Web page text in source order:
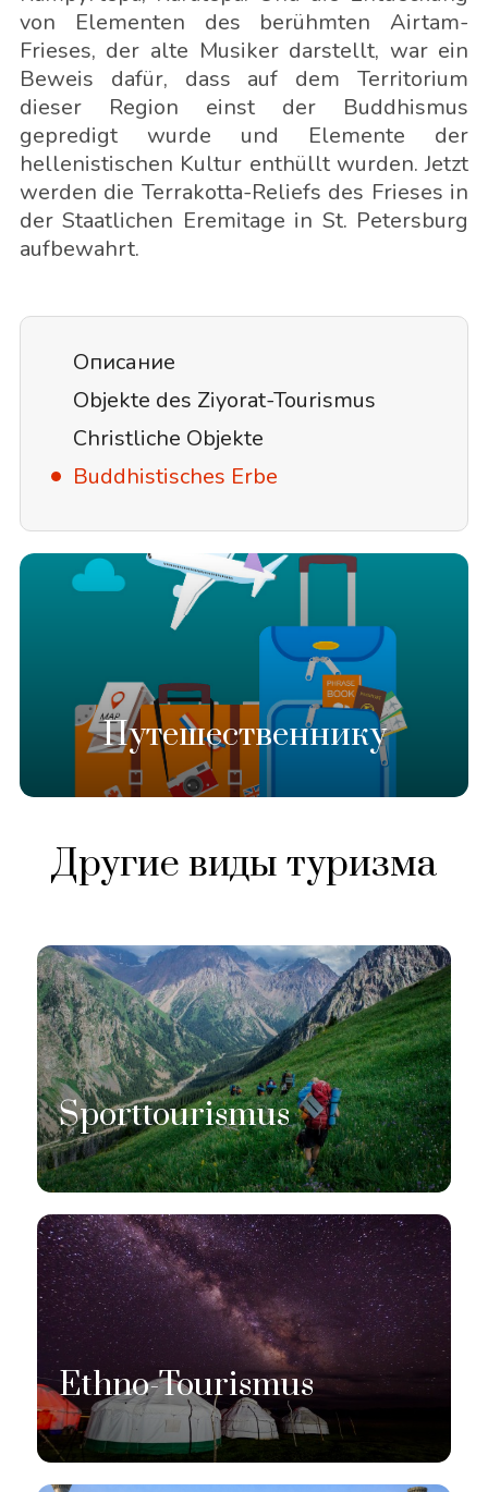
von Elementen des berühmten Airtam-
Frieses, der alte Musiker darstellt, war ein
Beweis dafür, dass auf dem Territorium
dieser Region einst der Buddhismus
gepredigt wurde und Elemente der
hellenistischen Kultur enthüllt wurden. Jetzt
werden die Terrakotta-Reliefs des Frieses in
der Staatlichen Eremitage in St. Petersburg
aufbewahrt.
Описание
Objekte des Ziyorat-Tourismus
Christliche Objekte
Buddhistisches Erbe
Путешественнику
Другие виды туризма
Sporttourismus
Ethno-Tourismus